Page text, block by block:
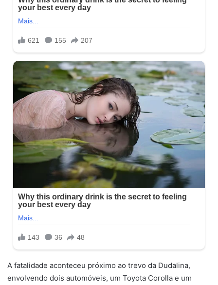
A fatalidade aconteceu próximo ao trevo da Dudalina,
envolvendo dois automóveis, um Toyota Corolla e um